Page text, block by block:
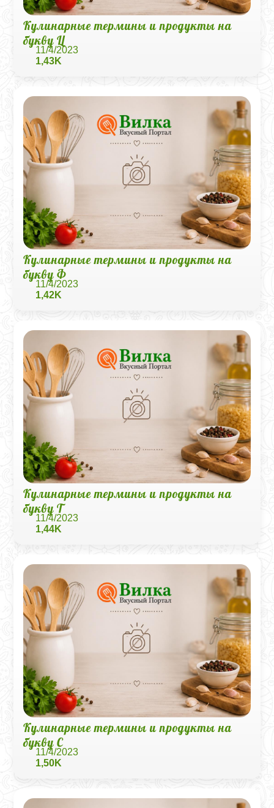
Кулинарные термины и продукты на
букву Ц
11/4/2023
1,43K
Кулинарные термины и продукты на
букву Ф
11/4/2023
1,42K
Кулинарные термины и продукты на
букву Т
11/4/2023
1,44K
Кулинарные термины и продукты на
букву С
11/4/2023
1,50K